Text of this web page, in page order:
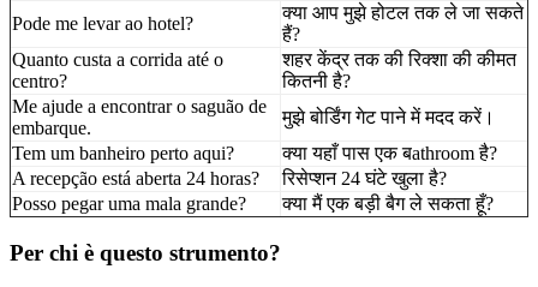
Pode me levar ao hotel?
क्या आप मुझे होटल तक ले जा सकते
हैं?
Quanto custa a corrida até o
centro?
शहर केंद्र तक की रिक्शा की कीमत
कितनी है?
Me ajude a encontrar o saguão de
embarque.
मुझे बोर्डिंग गेट पाने में मदद करें।
Tem um banheiro perto aqui?
क्या यहाँ पास एक बathroom है?
A recepção está aberta 24 horas?
रिसेप्शन 24 घंटे खुला है?
Posso pegar uma mala grande?
क्या मैं एक बड़ी बैग ले सकता हूँ?
Per chi è questo strumento?